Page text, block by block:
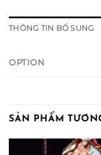
THÔNG TIN BỔ SUNG
OPTION
SẢN PHẨM